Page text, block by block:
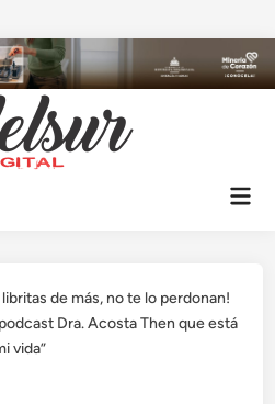
de más, no te lo perdonan!
Dra. Acosta Then que está
vida”